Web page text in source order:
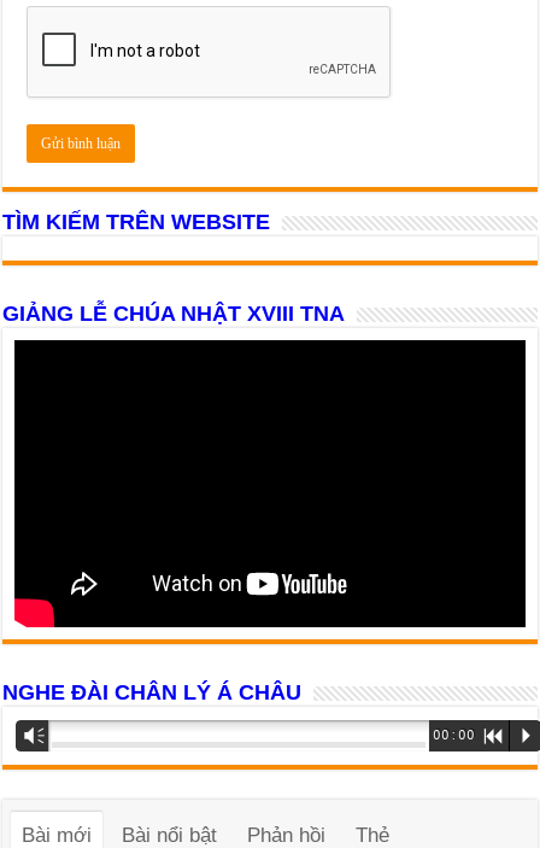
TÌM KIẾM TRÊN WEBSITE
GIẢNG LỄ CHÚA NHẬT XVIII TNA
NGHE ĐÀI CHÂN LÝ Á CHÂU
Trình
phát
âm
Vm 00:00 R P
Bài mới Bài nổi bật Phản hồi Thẻ